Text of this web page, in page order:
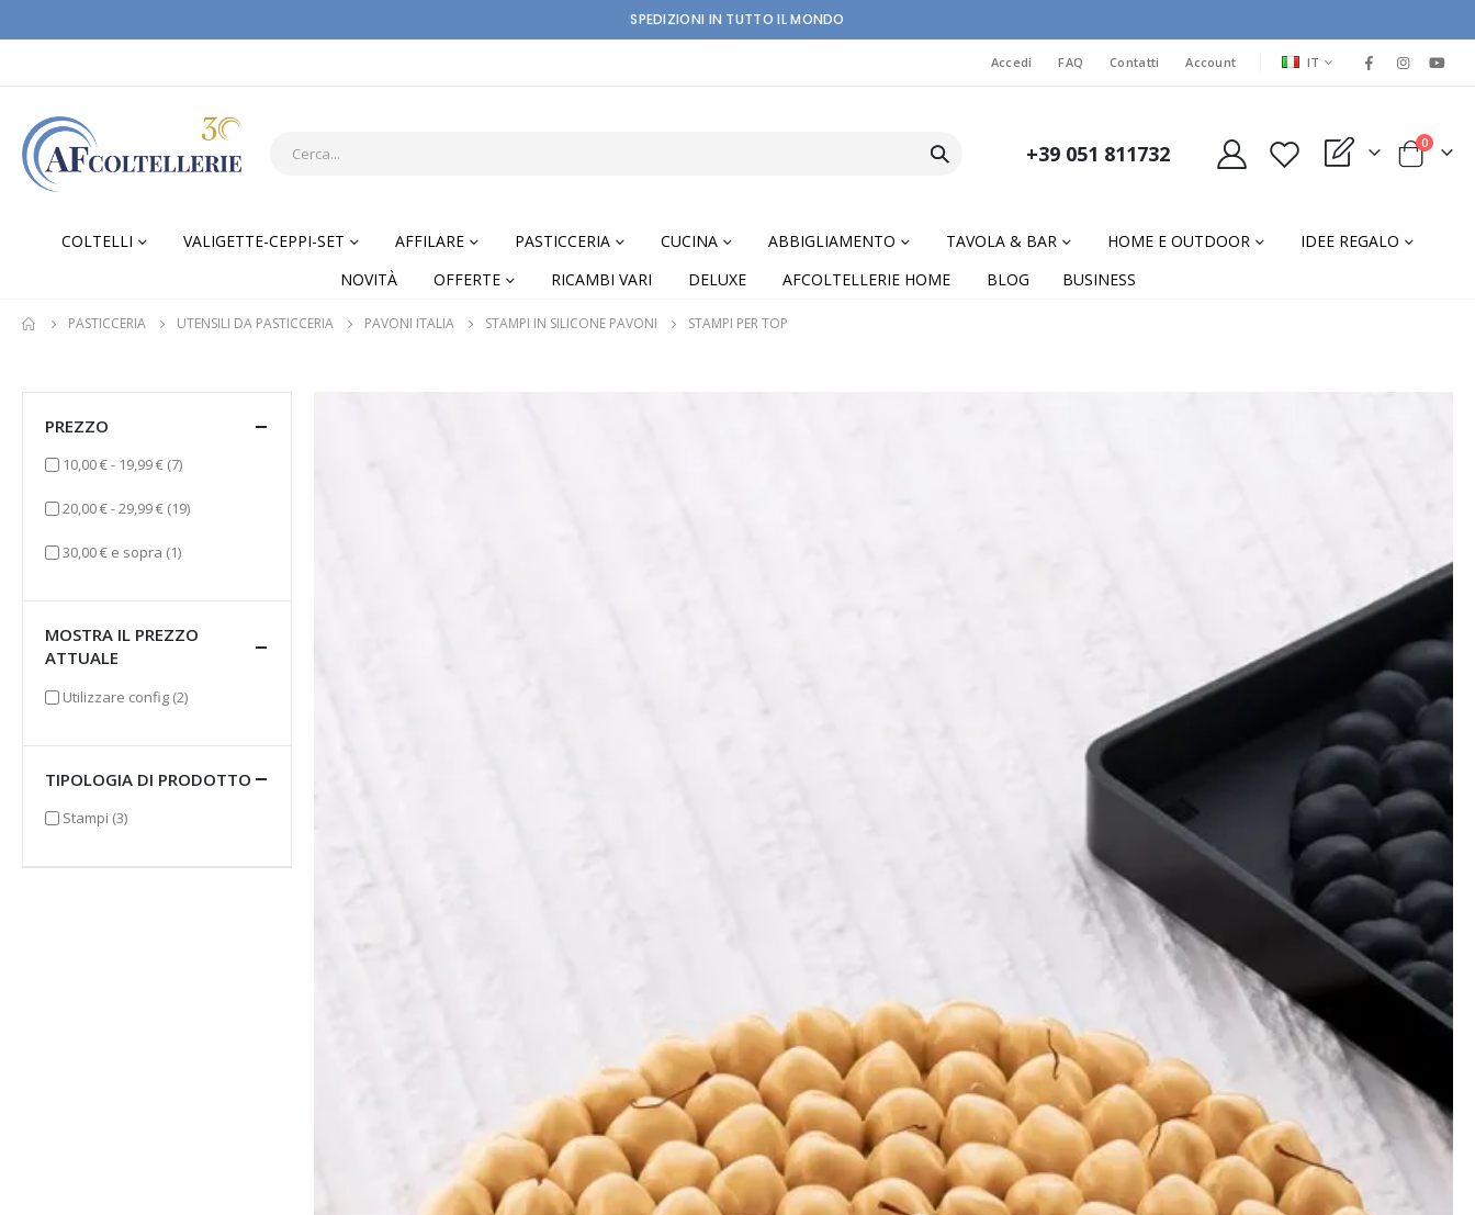
SPEDIZIONI IN TUTTO IL MONDO
Accedi FAQ Contatti Account LINGUA
IT
+39 051 811732 My Quote Cart
0elementi
COLTELLI VALIGETTE-CEPPI-SET AFFILARE PASTICCERIA CUCINA ABBIGLIAMENTO TAVOLA & BAR HOME E OUTDOOR
IDEE REGALO
NOVITÀ
OFFERTE RICAMBI VARI DELUXE AFCOLTELLERIE HOME BLOG BUSINESS
PASTICCERIA UTENSILI DA PASTICCERIA PAVONI ITALIA STAMPI IN SILICONE PAVONI STAMPI PER TOP
PREZZO
10,00 €- 19,99 € (7)elementi
20,00 €-29,99 € (19)elementi
30,00 € e sopra (1)elemento
MOSTRA IL PREZZO
ATTUALE
Utilizzare config (2)elementi
TIPOLOGIA DI PRODOTTO
Stampi (3)elementi